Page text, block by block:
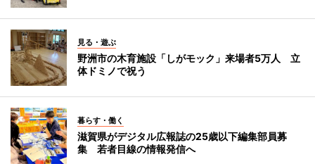
見る・遊ぶ
野洲市の木育施設「しがモック」来場者5万人 立
体ドミノで祝う
暮らす・働く
滋賀県がデジタル広報誌の25歳以下編集部員募
集 若者目線の情報発信へ